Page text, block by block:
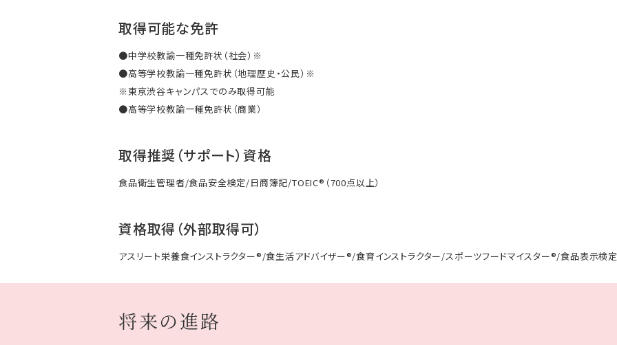
取得可能な免許
●中学校教諭一種免許状（社会）※
●高等学校教諭一種免許状（地理歴史・公民）※
※東京渋谷キャンパスでのみ取得可能
●高等学校教諭一種免許状（商業）
取得推奨（サポート）資格
食品衛生管理者/食品安全検定/日商簿記/TOEIC®（700点以上）
資格取得（外部取得可）
アスリート栄養食インストラクター®/食生活アドバイザー®/食育インストラクター/スポーツフードマイスター®/食品表示検
将来の進路